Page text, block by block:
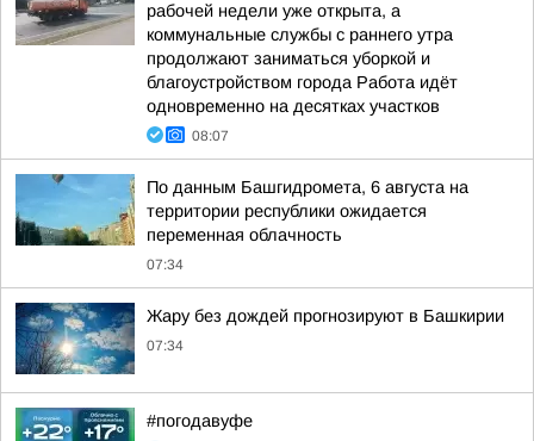
рабочей недели уже открыта, а
коммунальные службы с раннего утра
продолжают заниматься уборкой и
благоустройством города Работа идёт
одновременно на десятках участков
08:07
По данным Башгидромета, 6 августа на
территории республики ожидается
переменная облачность
07:34
Жару без дождей прогнозируют в Башкирии
07:34
#погодавуфе